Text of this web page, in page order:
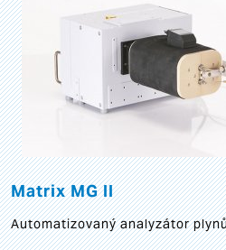
Matrix MG II
Automatizovaný analyzátor